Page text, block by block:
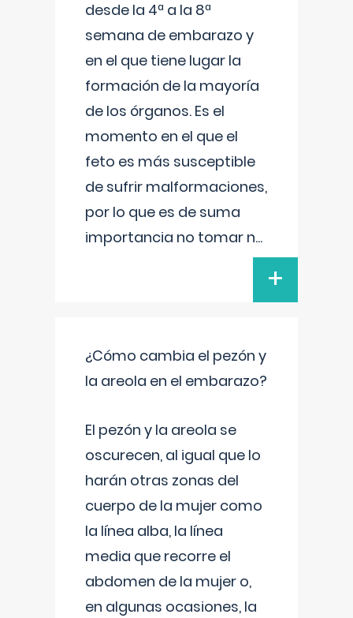
desde la 4ª a la 8ª
semana de embarazo y
en el que tiene lugar la
formación de la mayoría
de los órganos. Es el
momento en el que el
feto es más susceptible
de sufrir malformaciones,
por lo que es de suma
importancia no tomar n...
+
¿Cómo cambia el pezón y
la areola en el embarazo?
El pezón y la areola se
oscurecen, al igual que lo
harán otras zonas del
cuerpo de la mujer como
la línea alba, la línea
media que recorre el
abdomen de la mujer o,
en algunas ocasiones, la